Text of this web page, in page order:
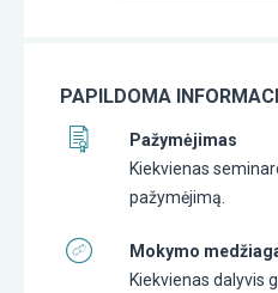
PAPILDOMA
Pažymėjimas
Kiekvienas
pažymėjimą.
Mokymo
Kiekvienas dalyvis